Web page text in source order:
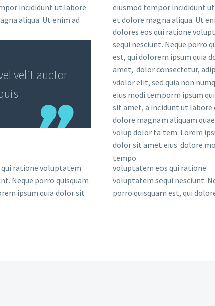
incididunt ut labore
aliqua. Ut enim ad
eiusmod tempor incididunt
et dolore magna aliqua. Ut
velit auctor
dolores eos qui ratione
sequi nesciunt. Neque porro
est, qui dolorem ipsum quia
amet, dolor consectetur,
vdolor elit, sed quia non
eius modi temporm ipsum
sit amet, a incidunt ut labore
dolore magnam aliquam
volup dolor ta tem. Lorem
dolor sit amet eius dolore
tempo
qui ratione voluptatem
Neque porro quisquam
ipsum quia dolor sit
voluptatem eos qui ratione
voluptatem sequi nesciunt.
porro quisquam est, qui